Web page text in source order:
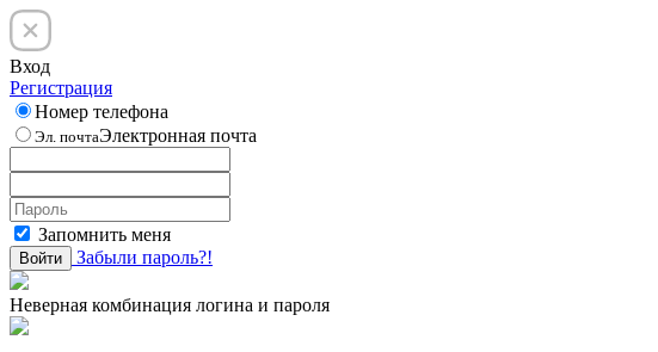
Вход
Регистрация
Номер телефона
Эл. почтаЭлектронная почта
Запомнить меня
Войти Забыли пароль?!
Неверная комбинация логина и пароля